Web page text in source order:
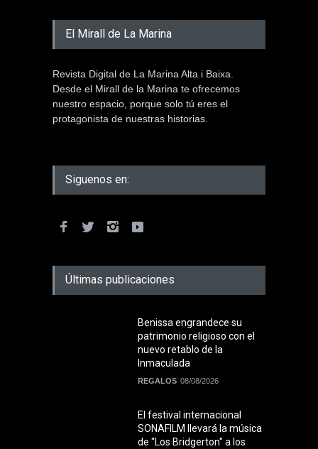
El Mirall de La Marina
Revista Digital de La Marina Alta i Baixa.
Desde el Mirall de la Marina te ofrecemos
nuestro espacio, porque solo tú eres el
protagonista de nuestras historias.
Siguenos en:
Últimas publicaciones
Benissa engrandece su
patrimonio religioso con el
nuevo retablo de la
Inmaculada
REGALOS 08/08/2026
El festival internacional
SONAFILM llevará la música
de "Los Bridgerton" a los